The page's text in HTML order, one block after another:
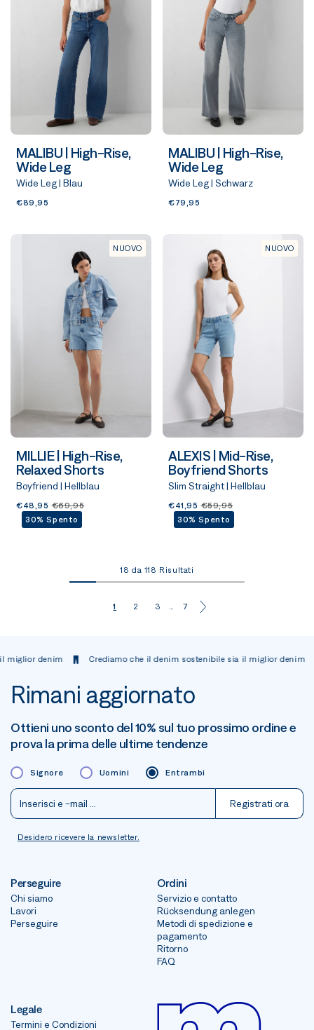
MALIBU | High-Rise,
Wide Leg
Wide Leg | Blau
€89,95
MALIBU | High-Rise,
Wide Leg
Wide Leg | Schwarz
€79,95
NUOVO
MILLIE | High-Rise,
Relaxed Shorts
Boyfriend | Hellblau
€48,95 €69,95
30% Spento
NUOVO
ALEXIS | Mid-Rise,
Boyfriend Shorts
Slim Straight | Hellblau
€41,95 €59,95
30% Spento
18 da 118 Risultati
1 2 3 7
Crediamo che il denim sostenibile sia il miglior denim
Rimani aggiornato
Ottieni uno sconto del 10% sul tuo prossimo ordine e
prova la prima delle ultime tendenze
Signore Uomini Entrambi
Registrati ora
Desidero ricevere la newsletter.
Perseguire
Chi siamo
Lavori
Perseguire
Ordini
Servizio e contatto
Rücksendung anlegen
Metodi di spedizione e
pagamento
Ritorno
FAQ
Legale
Termini e Condizioni